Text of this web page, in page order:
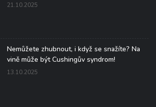
21.10.2025
Nemůžete zhubnout, i když se snažíte? Na
vině může být Cushingův syndrom!
13.10.2025